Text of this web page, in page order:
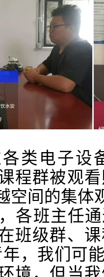
各类电子设
程群被观
空间的集体
各班主任
班级群、
，我们可